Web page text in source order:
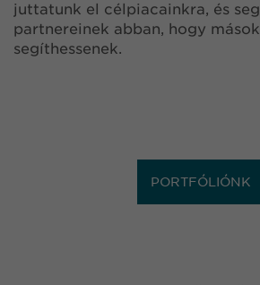
juttatunk el célpiacainkra, és
partnereinek abban, hogy
segíthessenek.
PORTFÓLIÓNK